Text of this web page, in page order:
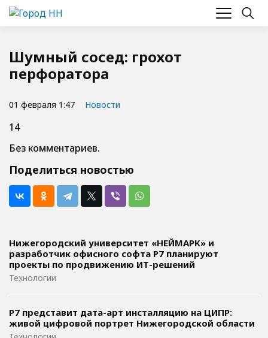
Шумный сосед: грохот
перфоратора
01 февраля 1:47 Новости
14
Без комментариев.
Поделиться новостью
Нижегородский университет «НЕЙМАРК» и
разработчик офисного софта P7 планируют
проекты по продвижению ИТ-решений
Технологии
Р7 представит дата-арт инсталляцию на ЦИПР:
живой цифровой портрет Нижегородской области